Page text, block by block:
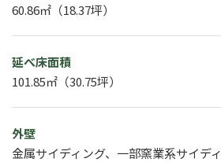
60.86㎡（18.37坪）
延べ床面積
101.85㎡（30.75坪）
外壁
金属サイディング、一部窯業系サイデ